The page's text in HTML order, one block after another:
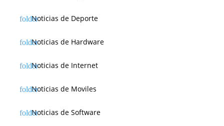
Noticias de Deporte
Noticias de Hardware
Noticias de Internet
Noticias de Moviles
Noticias de Software